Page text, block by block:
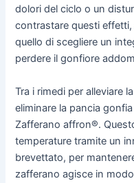
dolori del ciclo o un
contrastare questi
quello di scegliere un
perdere il gonfiore
Tra i rimedi per alleviare
eliminare la pancia
Zafferano affron®.
temperature tramite un
brevettato, per
zafferano agisce in